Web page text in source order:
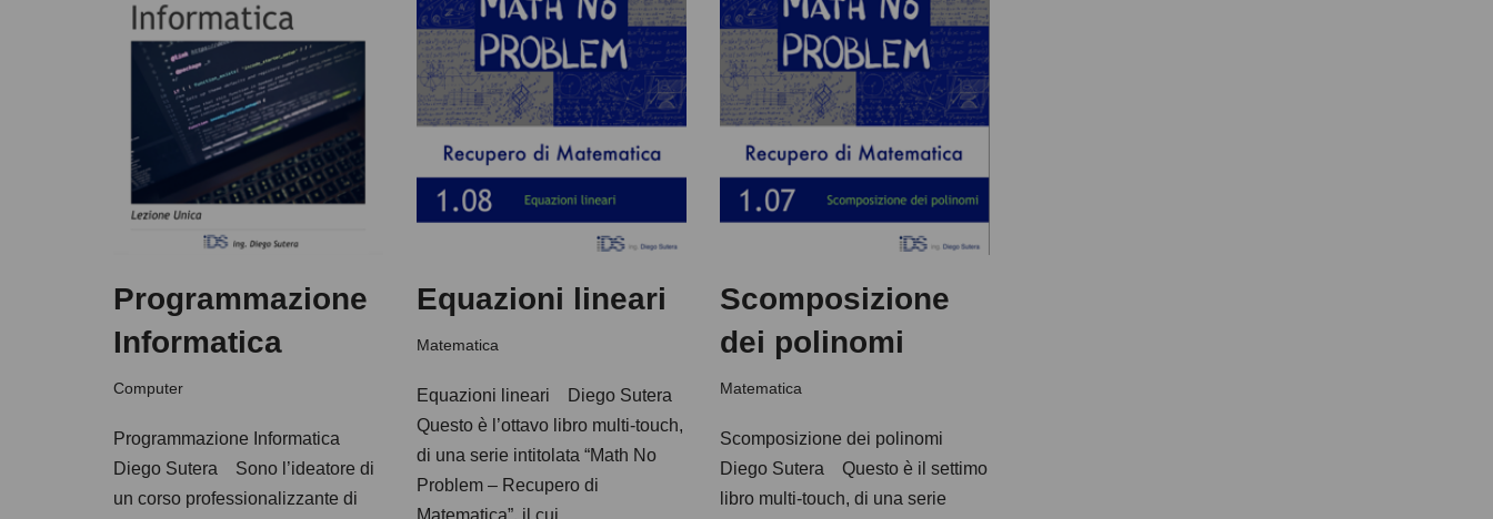
Programmazione
Informatica
Computer
Programmazione Informatica
Diego Sutera Sono l’ideatore di
un corso professionalizzante di
Equazioni lineari
Matematica
Equazioni lineari Diego Sutera
Questo è l’ottavo libro multi-touch,
di una serie intitolata “Math No
Problem – Recupero di
Matematica”, il cui
Scomposizione
dei polinomi
Matematica
Scomposizione dei polinomi
Diego Sutera Questo è il settimo
libro multi-touch, di una serie